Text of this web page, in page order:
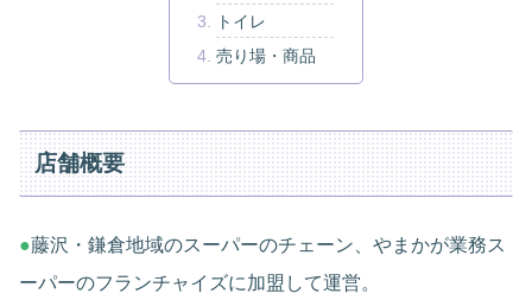
トイレ
売り場・商品
店舗概要
●藤沢・鎌倉地域のスーパーのチェーン、やまかが業務ス
ーパーのフランチャイズに加盟して運営。